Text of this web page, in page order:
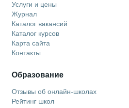
Услуги и цены
Журнал
Каталог вакансий
Каталог курсов
Карта сайта
Контакты
Образование
Отзывы об онлайн-школах
Рейтинг школ